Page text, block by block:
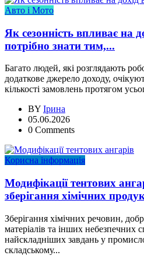
Авто і Мото
Як сезонність впливає на
потрібно знати тим,...
Багато людей, які розглядають
додаткове джерело доходу,
кількості замовлень протягом
BY Ірина
05.06.2026
0 Comments
Корисна інформація
Модифікації тентових
зберігання хімічних
Зберігання хімічних речовин,
матеріалів та інших небезпечних
найскладніших завдань у
складському...